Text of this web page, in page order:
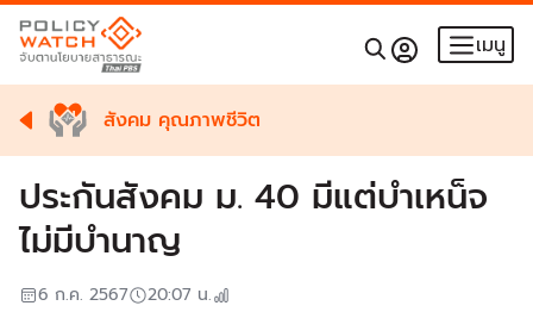
เมนู
สังคม คุณภาพชีวิต
ประกันสังคม ม. 40 มีแต่บำเหน็จ
ไม่มีบำนาญ
6 ก.ค. 2567 20:07 น.